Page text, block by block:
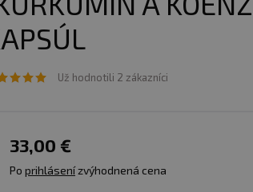
Už hodnotili 2 zákazníci
33,00 €
Po prihlásenízvýhodnená cena